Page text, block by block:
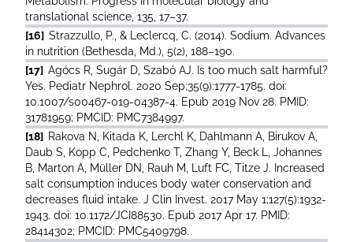
translational science, 135, 17–37.
[16] Strazzullo, P., & Leclercq, C. (2014). Sodium. Advances
in nutrition (Bethesda, Md.), 5(2), 188–190.
[17] Agócs R, Sugár D, Szabó AJ. Is too much salt harmful?
Yes. Pediatr Nephrol. 2020 Sep;35(9):1777-1785. doi:
10.1007/s00467-019-04387-4. Epub 2019 Nov 28. PMID:
31781959; PMCID: PMC7384997.
[18] Rakova N, Kitada K, Lerchl K, Dahlmann A, Birukov A,
Daub S, Kopp C, Pedchenko T, Zhang Y, Beck L, Johannes
B, Marton A, Müller DN, Rauh M, Luft FC, Titze J. Increased
salt consumption induces body water conservation and
decreases fluid intake. J Clin Invest. 2017 May 1;127(5):1932-
1943. doi: 10.1172/JCI88530. Epub 2017 Apr 17. PMID:
28414302; PMCID: PMC5409798.